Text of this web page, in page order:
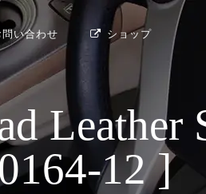
問い合わせ ショップ
Leather
12 ]